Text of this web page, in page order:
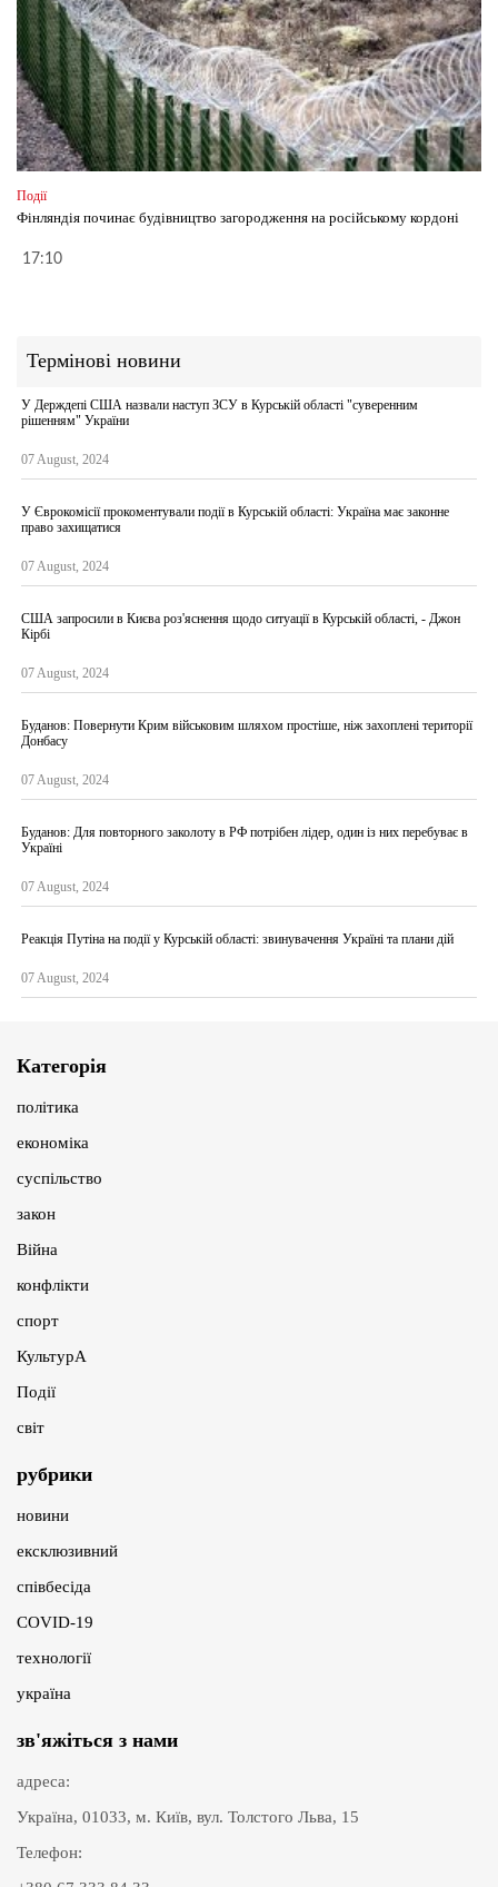
Події
Фінляндія починає будівництво загородження на російському кордоні
17:10
Термінові новини
У Держдепі США назвали наступ ЗСУ в Курській області "суверенним
рішенням" України
07 August, 2024
У Єврокомісії прокоментували події в Курській області: Україна має законне
право захищатися
07 August, 2024
США запросили в Києва роз'яснення щодо ситуації в Курській області, - Джон
Кірбі
07 August, 2024
Буданов: Повернути Крим військовим шляхом простіше, ніж захоплені території
Донбасу
07 August, 2024
Буданов: Для повторного заколоту в РФ потрібен лідер, один із них перебуває в
Україні
07 August, 2024
Реакція Путіна на події у Курській області: звинувачення Україні та плани дій
07 August, 2024
Категорія
політика
економіка
суспільство
закон
Війна
конфлікти
спорт
КультурА
Події
світ
рубрики
новини
ексклюзивний
співбесіда
COVID-19
технології
україна
зв'яжіться з нами
адреса:
Україна, 01033, м. Київ, вул. Толстого Льва, 15
Телефон: